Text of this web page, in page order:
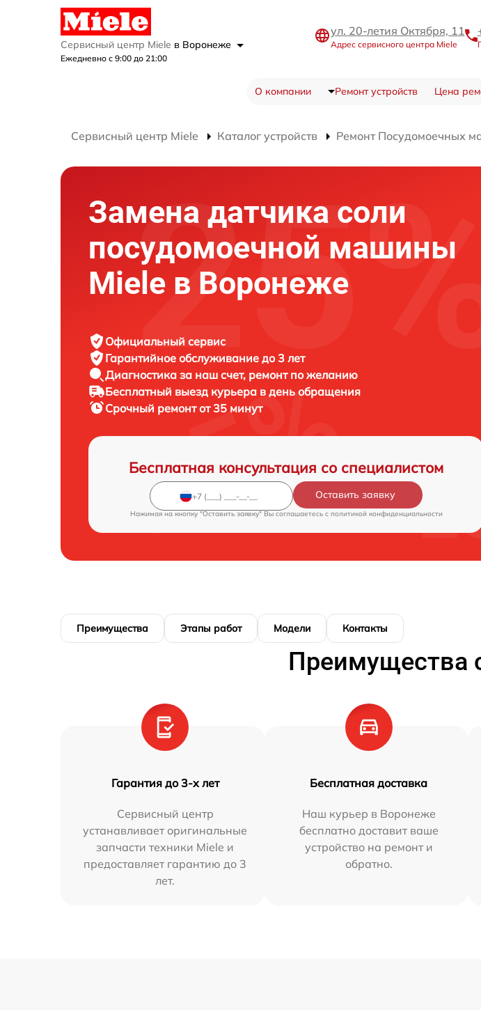
Сервисный центр Miele в Воронеже
Ежедневно с 9:00 до 21:00
ул. 20-летия Октября, 11
Адрес сервисного центра Miele
О компании Ремонт устройств Цена
Сервисный центр Miele Каталог устройств Ремонт Посудомоечных
Замена датчика соли
посудомоечной машины
Miele в Воронеже
Официальный сервис
Гарантийное обслуживание до 3 лет
Диагностика за наш счет, ремонт по желанию
Бесплатный выезд курьера в день обращения
Срочный ремонтот 35 минут
Бесплатная консультация со специалистом
Оставить заявку
Нажимая на кнопку "Оставить заявку" Вы соглашаетесь c политикой конфиденциальности
Преимущества Этапы работ Модели Контакты
Преимущества
Гарантия до 3-х лет
Сервисный центр
устанавливает оригинальные
запчасти техники Miele и
предоставляет гарантию до 3
лет.
Бесплатная доставка
Наш курьер в Воронеже
бесплатно доставит ваше
устройство на ремонт и
обратно.